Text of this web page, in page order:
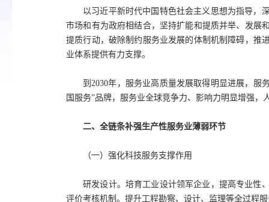
以习近平新时代中国特色社会主义思想为指导，
市场和有为政府相结合，坚持扩能和提质并举、发展
提质行动，破除制约服务业发展的体制机制障碍，推
业体系提供有力支撑。
到2030年，服务业高质量发展取得明显进展，服
国服务”品牌，服务业全球竞争力、影响力明显增强，
二、全链条补强生产性服务业薄弱环节
（一）强化科技服务支撑作用
研发设计。培育工业设计领军企业，提高专业性
评价考核机制。提升工程勘察、设计、监理等全过程